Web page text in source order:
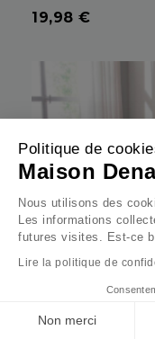
Prix
19,98 €
Politique de
Maison
Nous utilisons des
Les informations
futures visites. Est-ce
Lire la politique de
Non merci